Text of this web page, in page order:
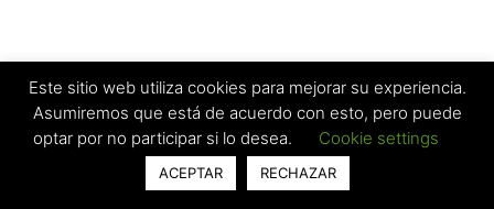
Este sitio web utiliza cookies para mejorar su experiencia.
Asumiremos que está de acuerdo con esto, pero puede
optar por no participar si lo desea.
Cookie settings
ACEPTAR RECHAZAR